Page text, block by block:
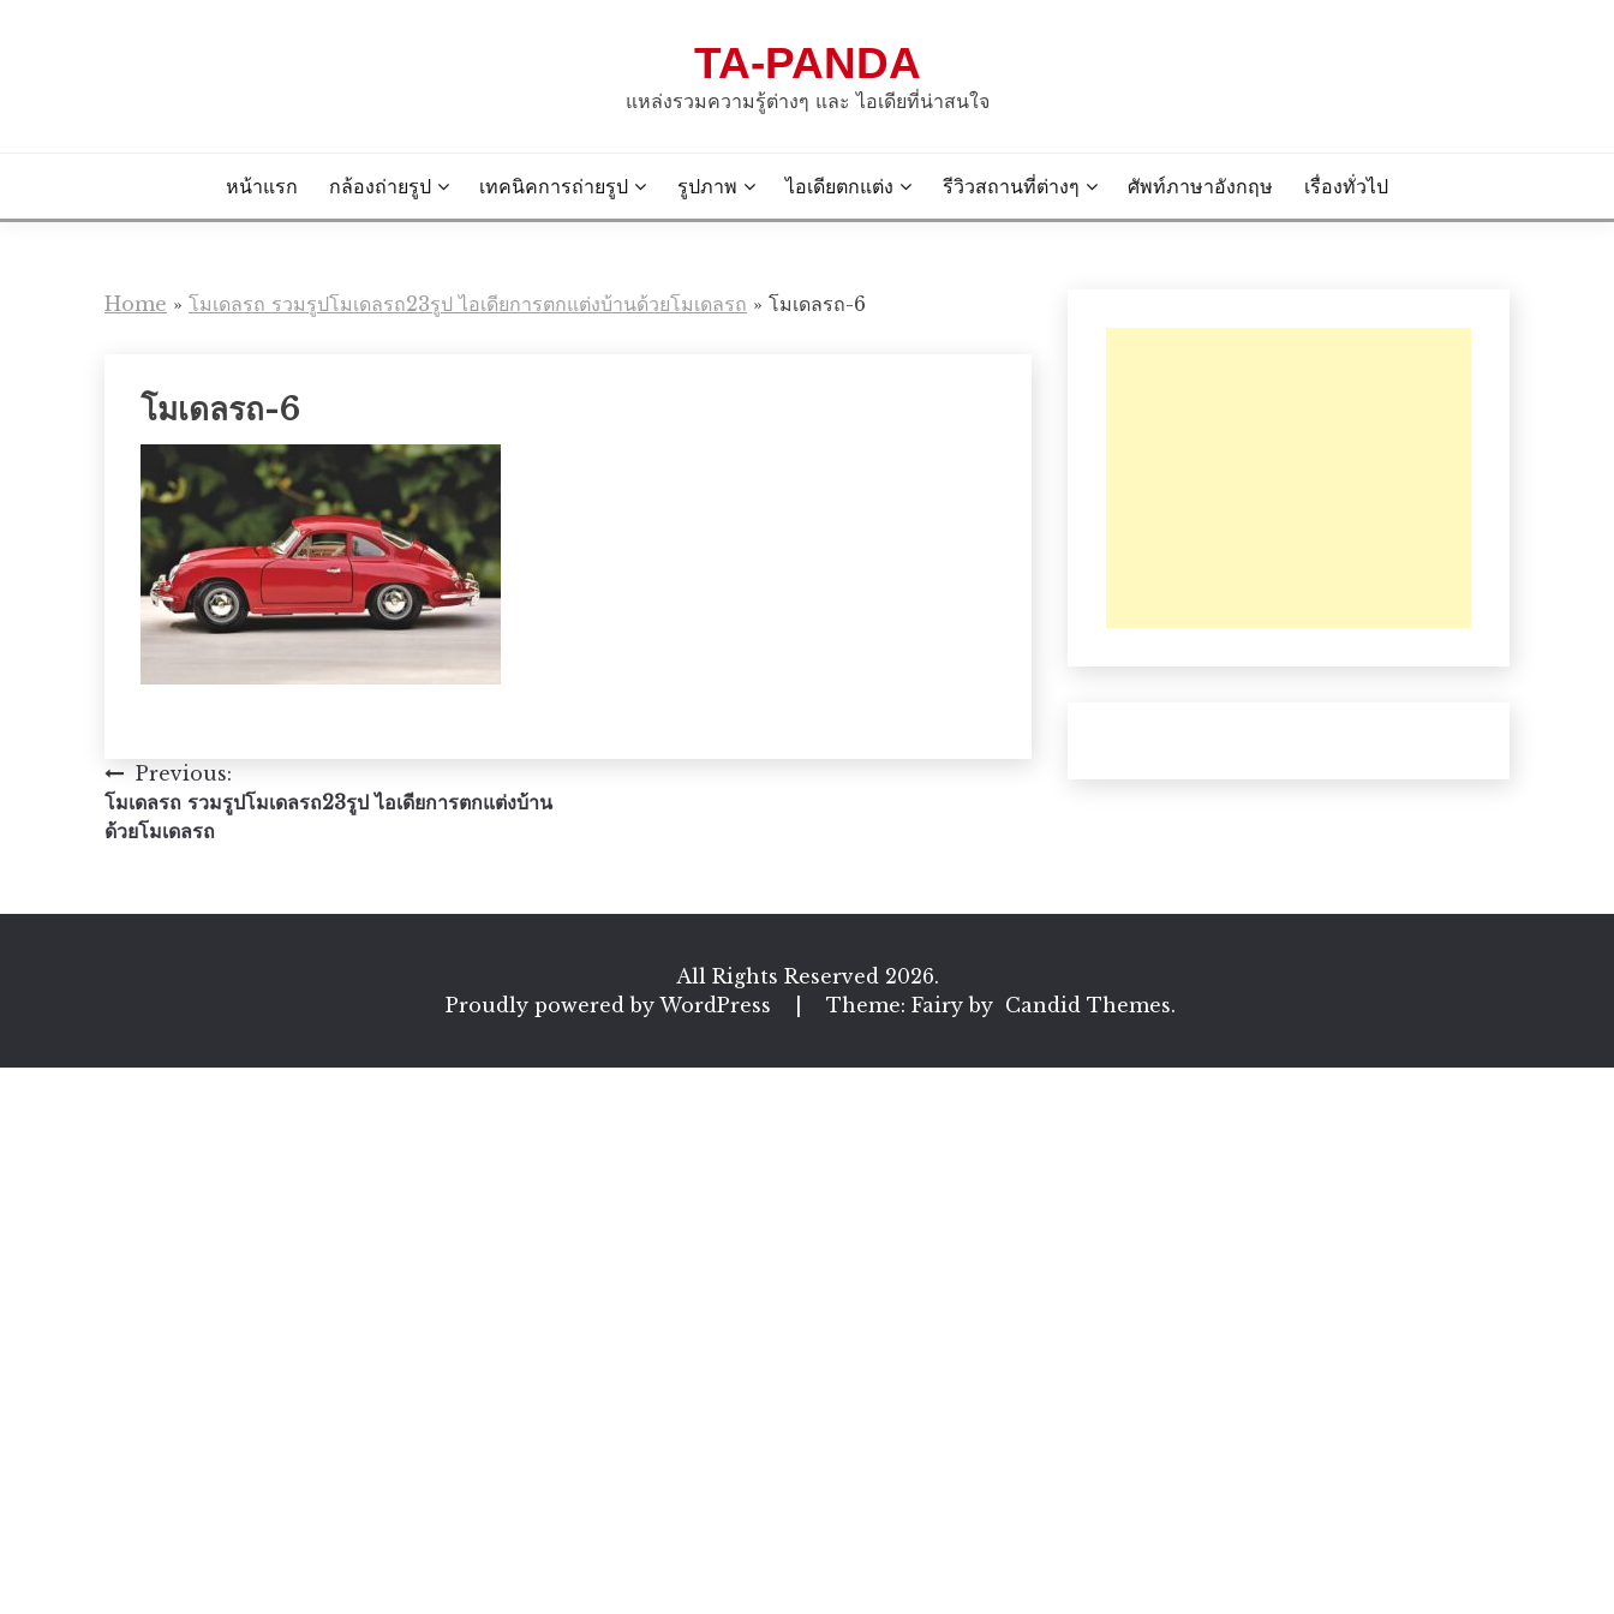
TA-PANDA
แหล่งรวมความรู้ต่างๆ และ ไอเดียที่น่าสนใจ
หน้าแรก กล้องถ่ายรูป เทคนิคการถ่ายรูป รูปภาพ ไอเดียตกแต่ง รีวิวสถานที่ต่างๆ ศัพท์ภาษาอังกฤษ เรื่องทั่วไป
Home » โมเดลรถ รวมรูปโมเดลรถ23รูป ไอเดียการตกแต่งบ้านด้วยโมเดลรถ » โมเดลรถ-6
โมเดลรถ-6
แนะแนว
เรื่อง
Previous:
โมเดลรถ รวมรูปโมเดลรถ23รูป ไอเดียการตกแต่งบ้าน
ด้วยโมเดลรถ
All Rights Reserved 2026.
Proudly powered by WordPress
Theme: Fairy by Candid Themes.